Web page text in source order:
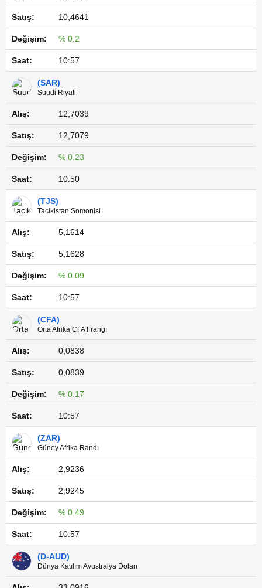
10,4641
% 0.2
10:57
(SAR)
Suudi Riyali
12,7039
12,7079
% 0.23
10:50
(TJS)
Tacikistan Somonisi
5,1614
5,1628
% 0.09
10:57
(CFA)
Orta Afrika CFA Frangı
0,0838
0,0839
% 0.17
10:57
(ZAR)
Güney Afrika Randı
2,9236
2,9245
% 0.49
10:57
(D-AUD)
Dünya Katılım Avustralya Doları